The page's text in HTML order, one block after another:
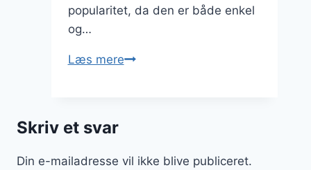
popularitet, da den er både enkel
og…
Læs mereGrydebread
Skriv et svar
Din e-mailadresse vil ikke blive publiceret.